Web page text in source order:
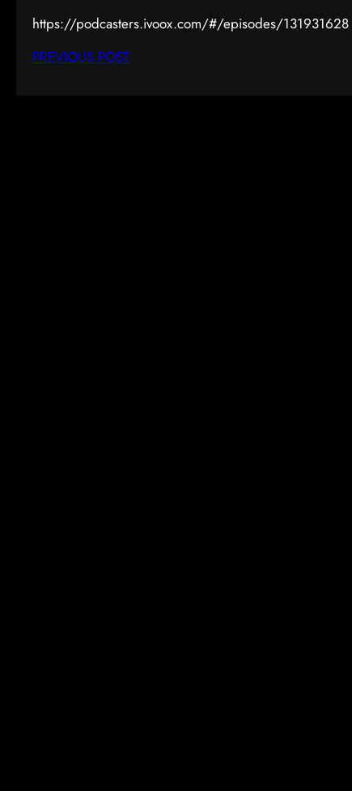
https://podcasters.ivoox.com/#/episodes/131931628
PREVIOUS POST